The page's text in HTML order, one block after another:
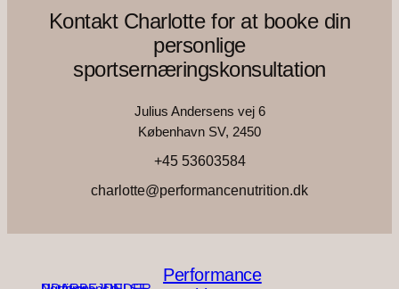
Kontakt Charlotte for at booke din
personlige
sportsernæringskonsultation
Julius Andersens vej 6
København SV, 2450
+45 53603584
charlotte@performancenutrition.dk
Performance